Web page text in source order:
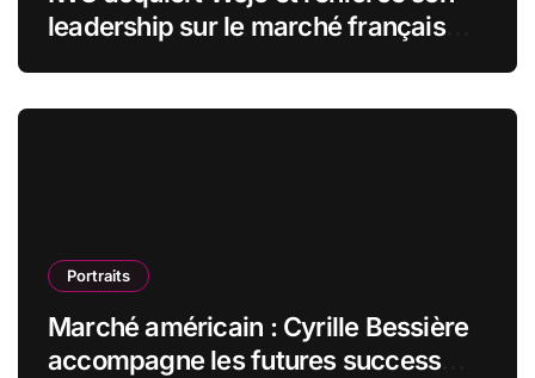
leadership sur le marché français
Portraits
Marché américain : Cyrille Bessière
accompagne les futures success